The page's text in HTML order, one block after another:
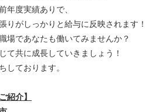
年度実績ありで、
りがしっかりと給与に反映されます！
場であなたも働いてみませんか？
て共に成長していきましょう！
しております。
紹介】